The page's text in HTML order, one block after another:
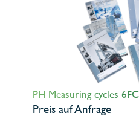
PH Measuring cycles
Preis auf Anfrage